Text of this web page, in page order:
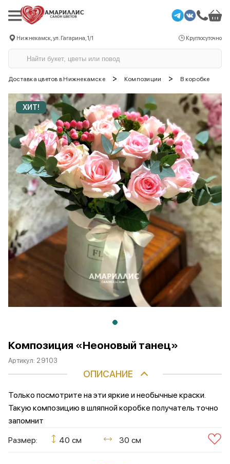
Нижнекамск, ул. Гагарина, 1/1 Круглосуточно
Доставка цветов в Нижнекамске > Композиции > В коробке
ХИТ!
Композиция «Неоновый танец»
Артикул: 29103
ОПИСАНИЕ
Только посмотрите на эти яркие и необычные краски.
Такую композицию в шляпной коробке получатель точно
запомнит
Размер:
40 см 30 см